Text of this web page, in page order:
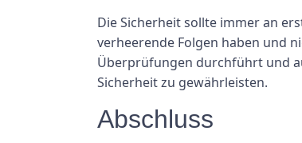
Die Sicherheit sollte immer an
verheerende Folgen haben und
Überprüfungen durchführt und
Sicherheit zu gewährleisten.
Abschluss